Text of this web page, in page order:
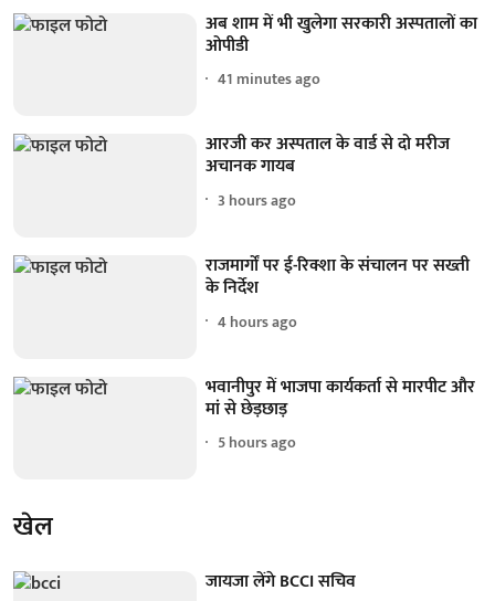
अब शाम में भी खुलेगा सरकारी अस्पतालों का
ओपीडी
41 minutes ago
आरजी कर अस्पताल के वार्ड से दो मरीज
अचानक गायब
3 hours ago
राजमार्गों पर ई-रिक्शा के संचालन पर सख्ती
के निर्देश
4 hours ago
भवानीपुर में भाजपा कार्यकर्ता से मारपीट और
मां से छेड़छाड़
5 hours ago
खेल
जायजा लेंगे BCCI सचिव